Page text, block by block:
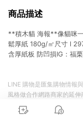
商品描述
**積木貓 海報**像貓咪
鬆厚紙 180g/㎡尺寸 l
含厚紙板 防凹損IG：福
LINE 購物是匯集購物情報
風格做合作網路商家的延
商品至各合作網路商家，